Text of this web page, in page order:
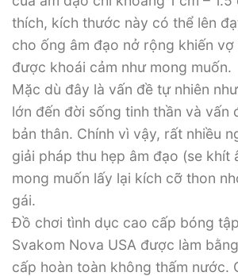
thích, kích thước này có thể lên
cho ống âm đạo nở rộng khiến
được khoái cảm như mong muốn.
Mặc dù đây là vấn đề tự nhiên
lớn đến đời sống tinh thần và vấn
bản thân. Chính vì vậy, rất nhiều
giải pháp thu hẹp âm đạo (se khít
mong muốn lấy lại kích cỡ thon
gái.
Đồ chơi tình dục cao cấp bóng
Svakom Nova USA được làm
cấp hoàn toàn không thấm nước.